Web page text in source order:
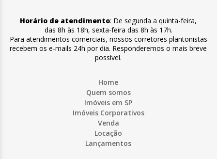
Horário de atendimento: De segunda a quinta-feira,
das 8h às 18h, sexta-feira das 8h às 17h.
Para atendimentos comerciais, nossos corretores plantonistas
recebem os e-mails 24h por dia. Responderemos o mais breve
possível.
Home
Quem somos
Imóveis em SP
Imóveis Corporativos
Venda
Locação
Lançamentos